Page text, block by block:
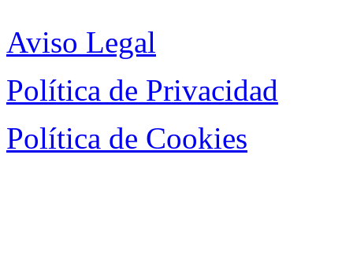
Aviso Legal
Política de Privacidad
Política de Cookies